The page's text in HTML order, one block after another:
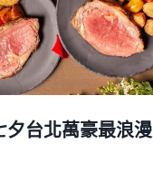
夕台北萬豪最浪漫